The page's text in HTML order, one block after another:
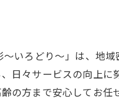
いろどり〜」は、地
日々サービスの向上
の方まで安心してお任